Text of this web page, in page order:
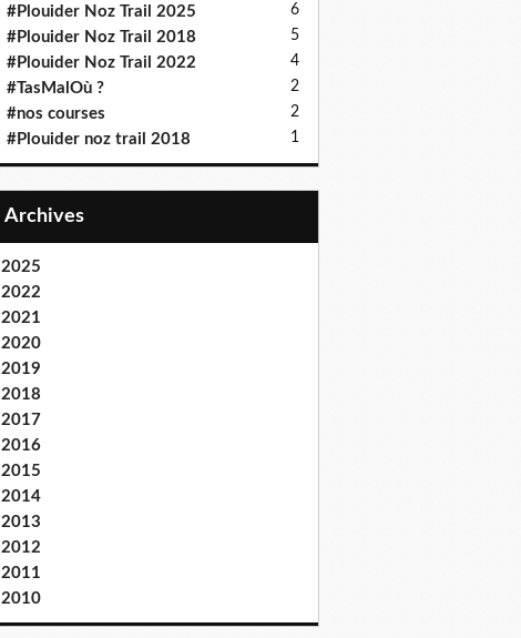
#Plouider Noz Trail 2025 6
#Plouider Noz Trail 2018 5
#Plouider Noz Trail 2022 4
#TasMalOù ? 2
#nos courses 2
#Plouider noz trail 2018 1
Archives
2025
2022
2021
2020
2019
2018
2017
2016
2015
2014
2013
2012
2011
2010